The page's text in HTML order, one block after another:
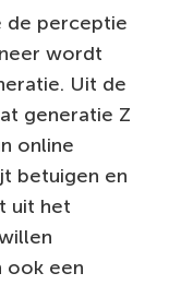
de perceptie
wordt
Uit de
generatie Z
online
betuigen en
uit het
ook een